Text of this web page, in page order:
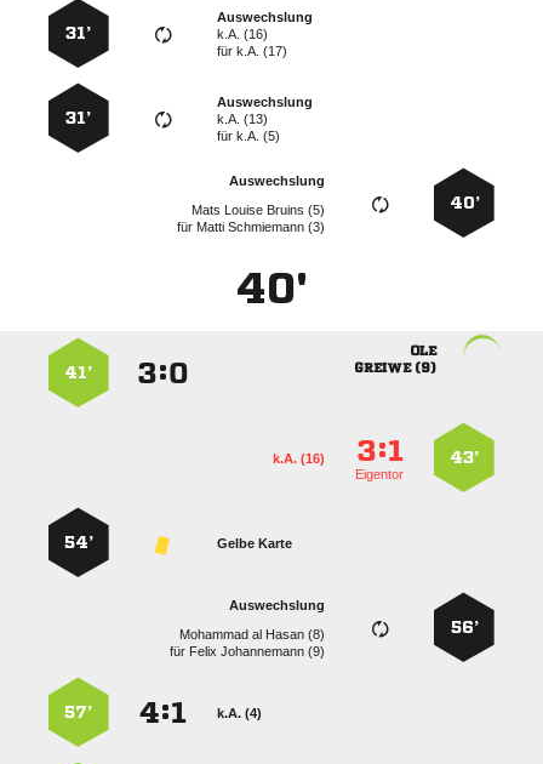
Auswechslung
k.A. (16)
fürk.A. (17)
31’
Auswechslung
k.A. (13)
fürk.A. (5)
31’
40’
Auswechslung
   
für   
40'

 
:
41’
43’
:
Eigentor
k.A. (16)
Gelbe Karte
54’
56’
Auswechslung
   
für   
k.A. (4)
:
57’